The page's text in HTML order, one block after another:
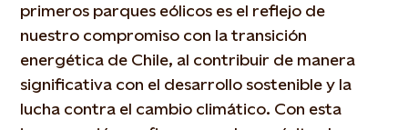
primeros parques eólicos es el reflejo de
nuestro compromiso con la transición
energética de Chile, al contribuir de manera
significativa con el desarrollo sostenible y la
lucha contra el cambio climático. Con esta